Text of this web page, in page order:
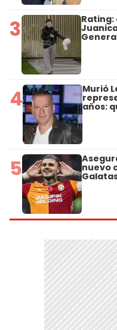
3 Rating:
4 Murió
años:
5 nuevo